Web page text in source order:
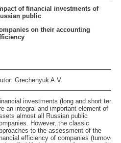
of financial investments of
public
on their accounting
Grechenyuk A.V.
investments (long and short term)
an integral and important element of
almost all Russian public
However, the classic
to the assessment of the
efficiency of companies (turnover